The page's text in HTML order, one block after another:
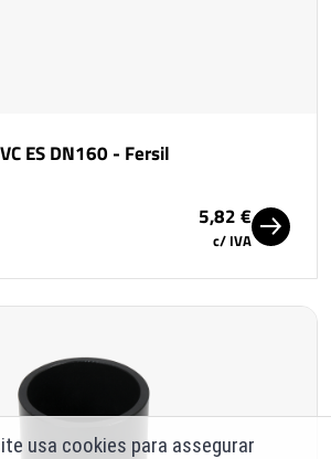
ES DN160 - Fersil
5,82 €
c/ IVA
usa cookies para assegurar